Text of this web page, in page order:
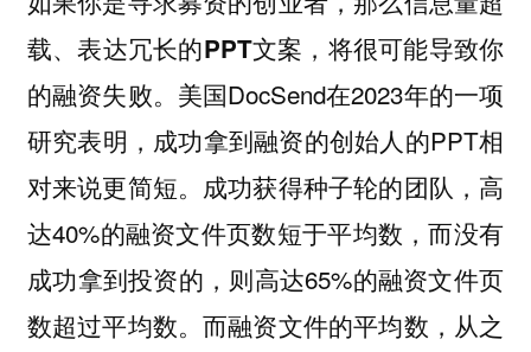
载、表达冗长的PPT文案，将很可能导致你
的融资失败。 美国DocSend在2023年的一项
研究表明，成功拿到融资的创始人的PPT相
对来说更简短。成功获得种子轮的团队，高
达40%的融资文件页数短于平均数，而没有
成功拿到投资的，则高达65%的融资文件页
数超过平均数。而融资文件的平均数，从之